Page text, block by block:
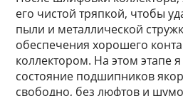
его чистой тряпкой, чтобы
пыли и металлической
обеспечения хорошего
коллектором. На этом этапе
состояние подшипников
свободно, без люфтов и